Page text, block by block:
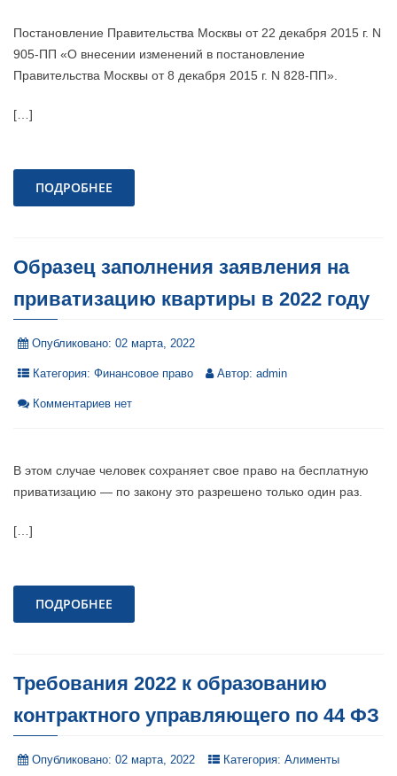
Постановление Правительства Москвы от 22 декабря 2015 г. N
905-ПП «О внесении изменений в постановление
Правительства Москвы от 8 декабря 2015 г. N 828-ПП».
[…]
ПОДРОБНЕЕ
Образец заполнения заявления на
приватизацию квартиры в 2022 году
Опубликовано: 02 марта, 2022
Категория: Финансовое право Автор: admin
Комментариев нет
В этом случае человек сохраняет свое право на бесплатную
приватизацию — по закону это разрешено только один раз.
[…]
ПОДРОБНЕЕ
Требования 2022 к образованию
контрактного управляющего по 44 ФЗ
Опубликовано: 02 марта, 2022 Категория: Алименты